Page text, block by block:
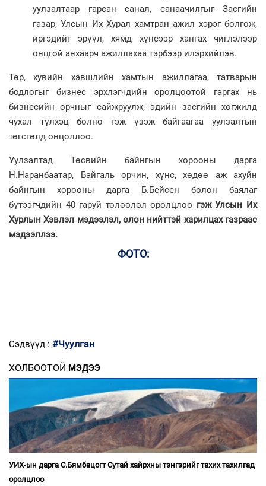
уулзалтаар гарсан санал, санаачилгыг Засгийн
газар, Улсын Их Хурал хамтран ажил хэрэг болгож,
иргэдийг эрүүл, хямд хүнсээр хангах чиглэлээр
онцгой анхаарч ажиллахаа тэрбээр илэрхийлэв.
Төр, хувийн хэвшлийн хамтын ажиллагаа, татварын
бодлогыг бизнес эрхлэгчдийн оролцоотой гаргах нь
бизнесийн орчныг сайжруулж, эдийн засгийн хөгжилд
чухал түлхэц болно гэж үзэж байгаагаа уулзалтын
төгсгөлд онцоллоо.
Уулзалтад Төсвийн байнгын хорооны дарга
Н.Наранбаатар, Байгаль орчин, хүнс, хөдөө аж ахуйн
байнгын хорооны дарга Б.Бейсен болон баялаг
бүтээгчдийн 40 гаруй төлөөлөл оролцлоо гэж Улсын Их
Хурлын Хэвлэл мэдээлэл, олон нийттэй харилцах газраас
мэдээллээ.
ФОТО:
Сэдвүүд : #Чуулган
ХОЛБООТОЙ МЭДЭЭ
УИХ-ын дарга С.Бямбацогт Сутай хайрхны тэнгэрийг тахих тахилгад
оролцлоо